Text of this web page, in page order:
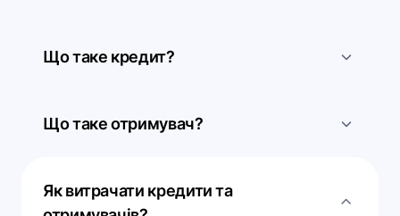
Що таке кредит?
Що таке отримувач?
Як витрачати кредити та